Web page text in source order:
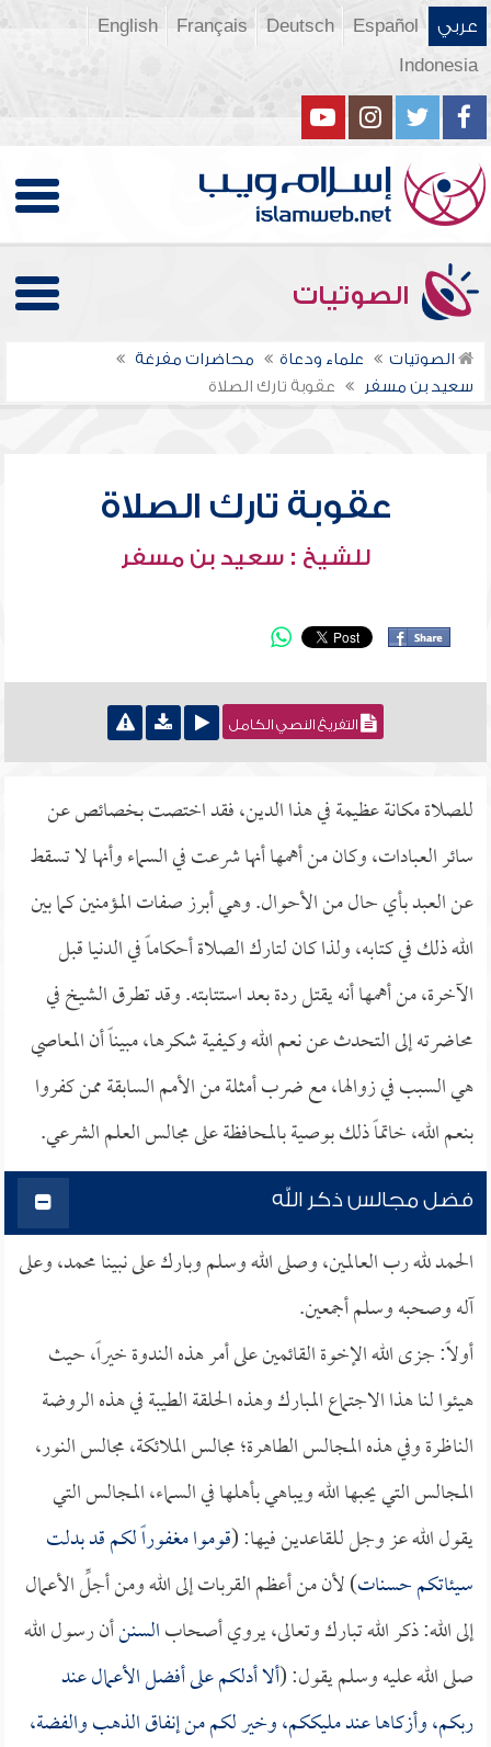
عربي Español
Deutsch
Français
English
Indonesia
الصوتيات
الصوتيات علماء ودعاة
محاضرات مفرغة
سعيد بن مسفر
عقوبة تارك الصلاة
عقوبة تارك الصلاة
للشيخ : سعيد بن مسفر
التفريغ النصي الكامل
للصلاة مكانة عظيمة في هذا الدين، فقد اختصت بخصائص عن
سائر العبادات، وكان من أهمها أنها شرعت في السماء وأنها لا تسقط
عن العبد بأي حال من الأحوال. وهي أبرز صفات المؤمنين كما بين
الله ذلك في كتابه، ولذا كان لتارك الصلاة أحكاماً في الدنيا قبل
الآخرة، من أهمها أنه يقتل ردة بعد استتابته. وقد تطرق الشيخ في
محاضرته إلى التحدث عن نعم الله وكيفية شكرها، مبيناً أن المعاصي
هي السبب في زوالها، مع ضرب أمثلة من الأمم السابقة ممن كفروا
بنعم الله، خاتماً ذلك بوصية بالمحافظة على مجالس العلم الشرعي.
فضل مجالس ذكر الله
الحمد لله رب العالمين، وصلى الله وسلم وبارك على نبينا محمد، وعلى
آله وصحبه وسلم أجمعين.
أولاً: جزى الله الإخوة القائمين على أمر هذه الندوة خيراً، حيث
هيئوا لنا هذا الاجتماع المبارك وهذه الحلقة الطيبة في هذه الروضة
الناظرة وفي هذه المجالس الطاهرة؛ مجالس الملائكة، مجالس النور،
المجالس التي يحبها الله ويباهي بأهلها في السماء، المجالس التي
يقول الله عز وجل للقاعدين فيها: (قوموا مغفوراً لكم قد بدلت
سيئاتكم حسنات) لأن من أعظم القربات إلى الله ومن أجلِّ الأعمال
إلى الله: ذكر الله تبارك وتعالى، يروي أصحابالسننأن رسول الله
صلى الله عليه وسلم يقول: (ألا أدلكم على أفضل الأعمال عند
ربكم، وأزكاها عند مليككم، وخير لكم من إنفاق الذهب والفضة،